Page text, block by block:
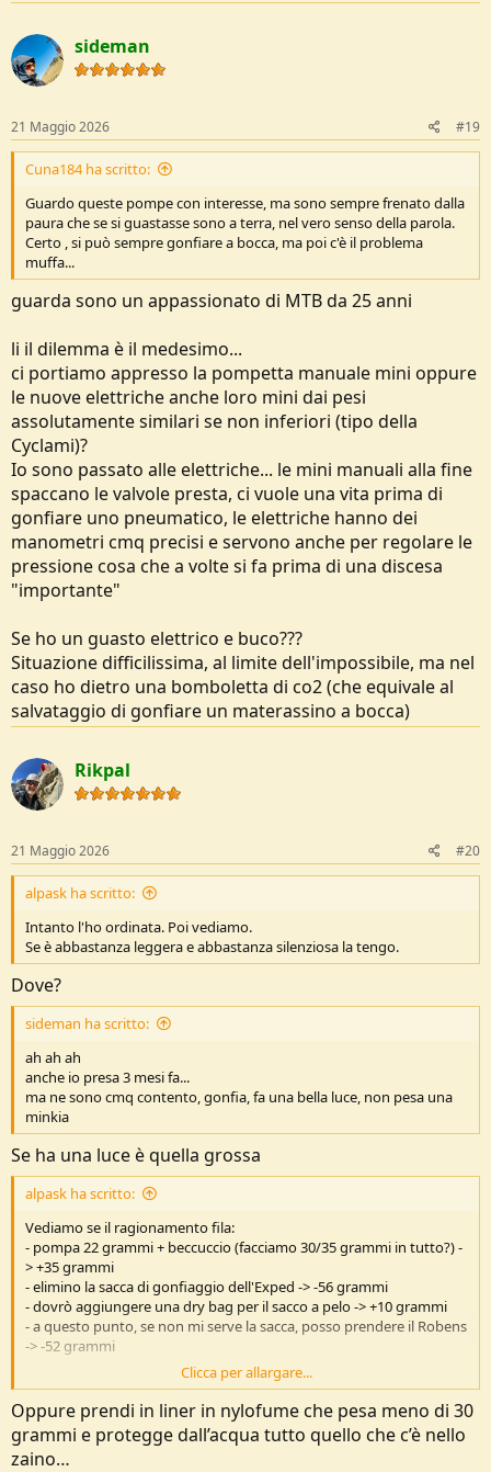
sideman
21 Maggio 2026 #19
Cuna184 ha scritto:
Guardo queste pompe con interesse, ma sono sempre frenato dalla
paura che se si guastasse sono a terra, nel vero senso della parola.
Certo , si può sempre gonfiare a bocca, ma poi c'è il problema
muffa...
guarda sono un appassionato di MTB da 25 anni
li il dilemma è il medesimo...
ci portiamo appresso la pompetta manuale mini oppure
le nuove elettriche anche loro mini dai pesi
assolutamente similari se non inferiori (tipo della
Cyclami)?
Io sono passato alle elettriche... le mini manuali alla fine
spaccano le valvole presta, ci vuole una vita prima di
gonfiare uno pneumatico, le elettriche hanno dei
manometri cmq precisi e servono anche per regolare le
pressione cosa che a volte si fa prima di una discesa
"importante"
Se ho un guasto elettrico e buco???
Situazione difficilissima, al limite dell'impossibile, ma nel
caso ho dietro una bomboletta di co2 (che equivale al
salvataggio di gonfiare un materassino a bocca)
Rikpal
21 Maggio 2026 #20
alpask ha scritto:
Intanto l'ho ordinata. Poi vediamo.
Se è abbastanza leggera e abbastanza silenziosa la tengo.
Dove?
sideman ha scritto:
ah ah ah
anche io presa 3 mesi fa...
ma ne sono cmq contento, gonfia, fa una bella luce, non pesa una
minkia
Se ha una luce è quella grossa
alpask ha scritto:
Vediamo se il ragionamento fila:
- pompa 22 grammi + beccuccio (facciamo 30/35 grammi in tutto?) -
> +35 grammi
- elimino la sacca di gonfiaggio dell'Exped -> -56 grammi
- dovrò aggiungere una dry bag per il sacco a pelo -> +10 grammi
- a questo punto, se non mi serve la sacca, posso prendere il Robens
-> -52 grammi
Risparmio finale di 63 grammi.
Ci sta.
Clicca per allargare...
Oppure prendi in liner in nylofume che pesa meno di 30
grammi e protegge dall’acqua tutto quello che c’è nello
zaino…